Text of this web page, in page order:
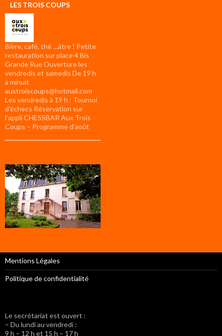
LES TROIS COUPS
Bière, café, thé …âtre ! Petite
restauration sur place 4 Bis
Grande Rue Ouverture les
vendredis et samedis De 19 h
à minuit
auxtroiscoups@hotmail.com
Les vendredis à 19 h : Tournoi
d’échecs Réservation sur
l’appli CHESSBAR Aux Trois
Coups – Programme d’août
Mentions Légales
Politique de confidentialité
Le secrétariat est ouvert :
– Du lundi au vendredi :
9 h – 12 h et 15 h – 17 h